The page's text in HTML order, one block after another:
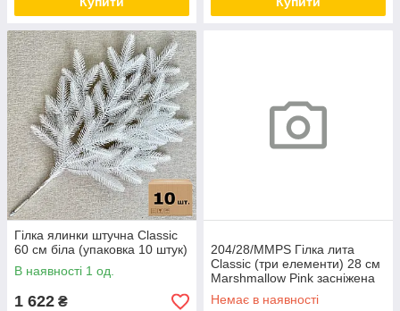
Гілка ялинки штучна Classic
60 см біла (упаковка 10 штук)
В наявності 1 од.
1 622 ₴
204/28/MMPS Гілка лита
Classic (три елементи) 28 см
Marshmallow Pink засніжена
(10804) (ящик 400)
Немає в наявності